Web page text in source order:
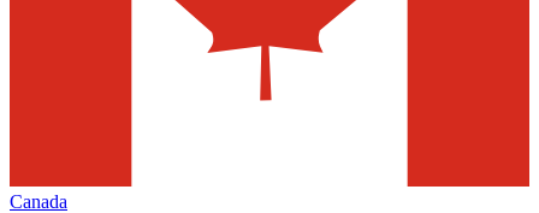
Canada